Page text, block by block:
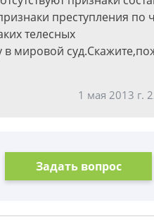
преступления по
телесных
в мировой
1 мая 2013 г.
Задать вопрос